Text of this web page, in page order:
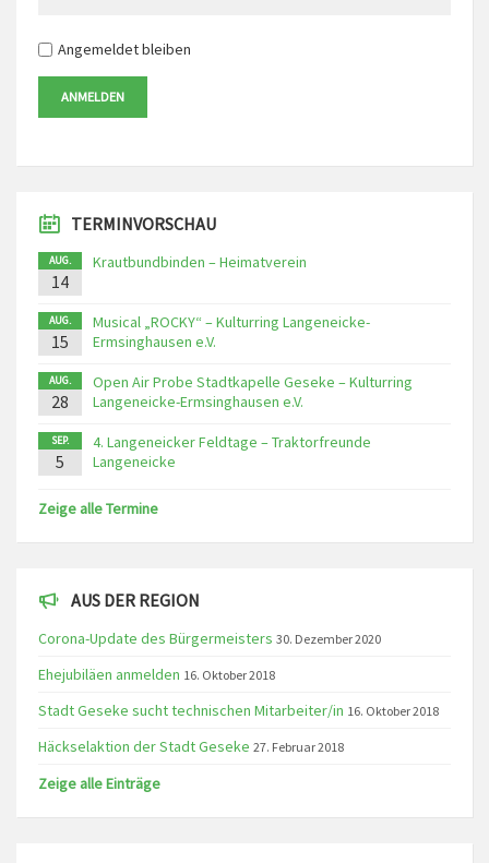
Angemeldet bleiben
ANMELDEN
TERMINVORSCHAU
AUG.
14
Krautbundbinden – Heimatverein
AUG.
15
Musical „ROCKY“ – Kulturring Langeneicke-
Ermsinghausen e.V.
AUG.
28
Open Air Probe Stadtkapelle Geseke – Kulturring
Langeneicke-Ermsinghausen e.V.
SEP.
5
4. Langeneicker Feldtage – Traktorfreunde
Langeneicke
Zeige alle Termine
AUS DER REGION
Corona-Update des Bürgermeisters 30. Dezember 2020
Ehejubiläen anmelden 16. Oktober 2018
Stadt Geseke sucht technischen Mitarbeiter/in 16. Oktober 2018
Häckselaktion der Stadt Geseke 27. Februar 2018
Zeige alle Einträge